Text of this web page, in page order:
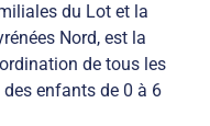
du Lot et la
Nord, est la
de tous les
enfants de 0 à 6